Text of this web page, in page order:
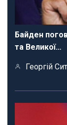
Байден
та Великої…
Георгій